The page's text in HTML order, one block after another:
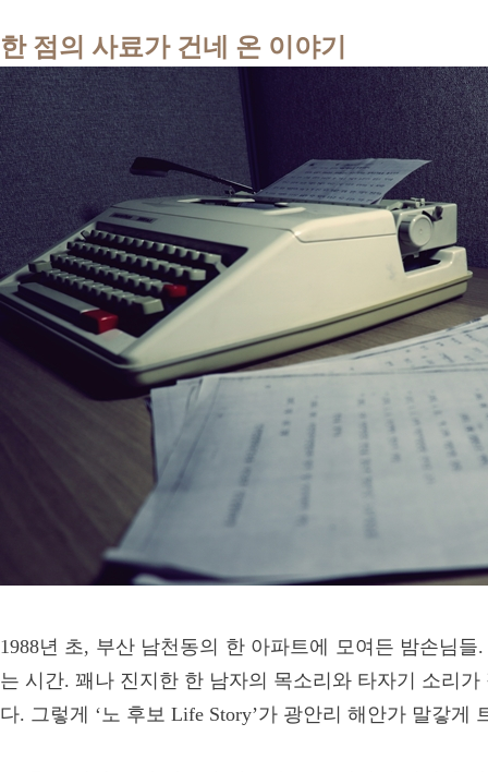
한 점의 사료가 건네 온 이야기
1988년 초, 부산 남천동의 한 아파트에 모여든 밤손님
는 시간. 꽤나 진지한 한 남자의 목소리와 타자기 소리
다. 그렇게 ‘노 후보 Life Story’가 광안리 해안가 말갛게